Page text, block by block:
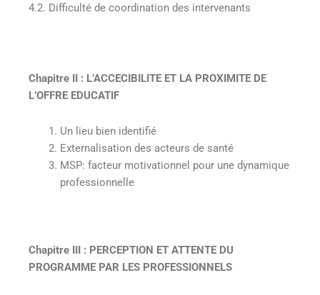
4.2. Difficulté de coordination des intervenants
Chapitre II : L’ACCECIBILITE ET LA PROXIMITE DE
L’OFFRE EDUCATIF
Un lieu bien identifié
Externalisation des acteurs de santé
MSP: facteur motivationnel pour une dynamique
professionnelle
Chapitre III : PERCEPTION ET ATTENTE DU
PROGRAMME PAR LES PROFESSIONNELS